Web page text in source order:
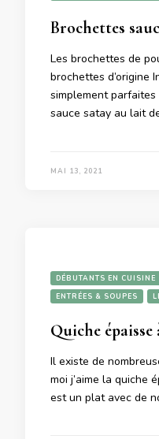
Brochettes
Les brochettes de
brochettes d’origine
simplement
sauce satay au lait
MAI 13, 2021
DÉBUTANTS EN CUISINE
ENTRÉES & SOUPES
Quiche épaisse
Il existe de
moi j’aime la quiche
est un plat avec de